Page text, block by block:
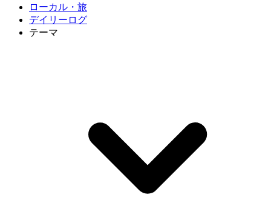
ローカル・旅
デイリーログ
テーマ